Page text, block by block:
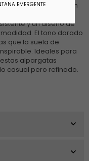
EMERGENTE
mujer son una adición
de calzado
y un diseño de
El tono dorado
que la suela de
Ideales para
alpargatas
casual pero refinado.